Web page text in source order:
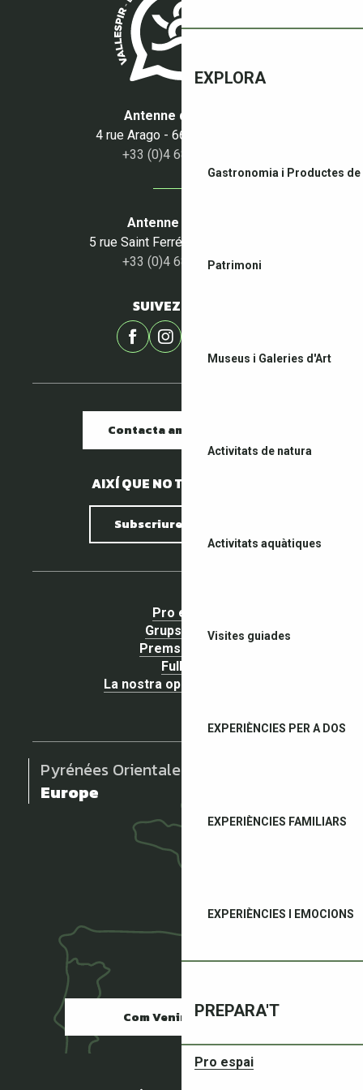
EXPLORA
Gastronomia i Productes
Patrimoni
Museus i Galeries d'Art
Activitats de natura
Activitats aquàtiques
Visites guiades
EXPERIÈNCIES PER A DOS
EXPERIÈNCIES FAMILIARS
EXPERIÈNCIES I EMOCIONS
PREPARA'T
Pro espai
VISITES COMMENTÉES DE L'EXPOSITION "PICABIA,
MÉMOIRE D’ÉPOQUE - DIDIER DANISKA
LA COULEUR PREND VIE - ANJA PULY
Antenne du Boulou
4 rue Arago - 66160 Le Boulou
+33 (0)4 68 87 50 95
Antenne du Céret
5 rue Saint Ferréol - 66400 Céret
+33 (0)4 68 87 00 53
SUIVEZ-NOUS !
Contacta amb nosaltres
AIXÍ QUE NO TENIM PEDRES.
Subscriure al butlletí
Pro espai
Grups espai
Premsa espai
Fullets
La nostra opinió importa !
Pyrénées Orientales
Europe
Com Venir ?